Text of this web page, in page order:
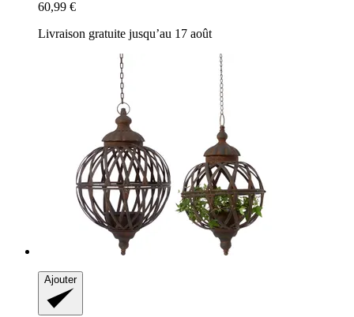
60,99 €
Livraison gratuite jusqu’au 17 août
Ajouter